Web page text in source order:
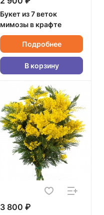
Букет из 7 веток
мимозы в крафте
Подробнее
В корзину
3 800 ₽